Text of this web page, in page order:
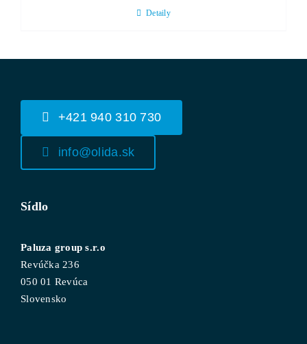
Detaily
+421 940 310 730
info@olida.sk
Sídlo
Paluza group s.r.o
Revúčka 236
050 01 Revúca
Slovensko